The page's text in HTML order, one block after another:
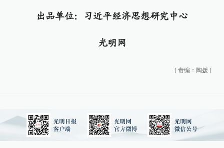
出品单位：习近平经济思想研究中心
光明网
[ 责编：陶媛 ]